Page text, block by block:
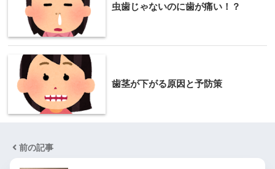
虫歯じゃないのに歯が痛い！？
歯茎が下がる原因と予防策
前の記事